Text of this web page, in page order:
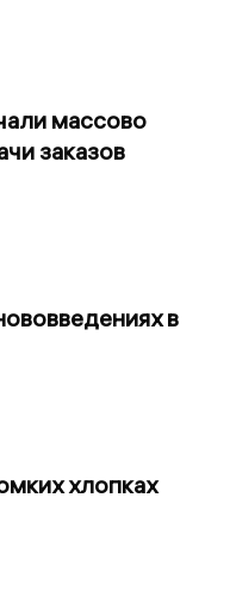
массово
заказов
в
хлопках